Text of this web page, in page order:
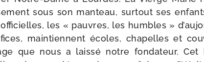
sous son man­teau, sur­tout ses
les « pauvres, les humbles »
main­tiennent écoles, cha­pelles et
que nous a lais­sé notre fon­da­teur. Cet